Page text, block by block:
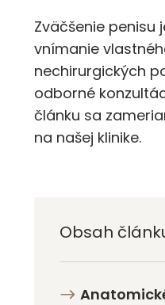
Zväčšenie
vnímanie
nechirurgických
odborné
článku sa
na našej klinike.
Obsah